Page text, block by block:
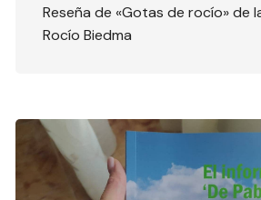
Reseña de «Gotas de rocío» de
Rocío Biedma